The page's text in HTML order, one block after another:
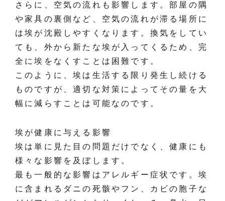
さらに、空気の流れも影響します。部屋の隅
や家具の裏側など、空気の流れが滞る場所に
は埃が沈殿しやすくなります。換気をしてい
ても、外から新たな埃が入ってくるため、完
全に埃をなくすことは困難です。
このように、埃は生活する限り発生し続ける
ものですが、適切な対策によってその量を大
幅に減らすことは可能なのです。
埃が健康に与える影響
埃は単に見た目の問題だけでなく、健康にも
様々な影響を及ぼします。
最も一般的な影響はアレルギー症状です。埃
に含まれるダニの死骸やフン、カビの胞子な